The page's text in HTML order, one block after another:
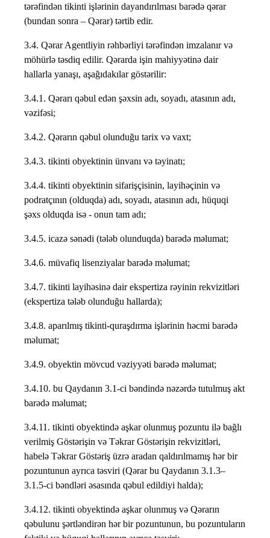
tərəfindən tikinti işlərinin dayandırılması barədə qərar
(bundan sonra – Qərar) tərtib edir.
3.4. Qərar Agentliyin rəhbərliyi tərəfindən imzalanır və
möhürlə təsdiq edilir. Qərarda işin mahiyyətinə dair
hallarla yanaşı, aşağıdakılar göstərilir:
3.4.1. Qərarı qəbul edən şəxsin adı, soyadı, atasının adı,
vəzifəsi;
3.4.2. Qərarın qəbul olunduğu tarix və vaxt;
3.4.3. tikinti obyektinin ünvanı və təyinatı;
3.4.4. tikinti obyektinin sifarişçisinin, layihəçinin və
podratçının (olduqda) adı, soyadı, atasının adı, hüquqi
şəxs olduqda isə - onun tam adı;
3.4.5. icazə sənədi (tələb olunduqda) barədə məlumat;
3.4.6. müvafiq lisenziyalar barədə məlumat;
3.4.7. tikinti layihəsinə dair ekspertiza rəyinin rekvizitləri
(ekspertiza tələb olunduğu hallarda);
3.4.8. aparılmış tikinti-quraşdırma işlərinin həcmi barədə
məlumat;
3.4.9. obyektin mövcud vəziyyəti barədə məlumat;
3.4.10. bu Qaydanın 3.1-ci bəndində nəzərdə tutulmuş akt
barədə məlumat;
3.4.11. tikinti obyektində aşkar olunmuş pozuntu ilə bağlı
verilmiş Göstərişin və Təkrar Göstərişin rekvizitləri,
habelə Təkrar Göstəriş üzrə aradan qaldırılmamış hər bir
pozuntunun ayrıca təsviri (Qərar bu Qaydanın 3.1.3–
3.1.5-ci bəndləri əsasında qəbul edildiyi halda);
3.4.12. tikinti obyektində aşkar olunmuş və Qərarın
qəbulunu şərtləndirən hər bir pozuntunun, bu pozuntuların